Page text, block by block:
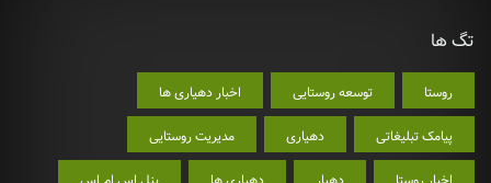
تگ ها
روستا توسعه روستایی اخبار دهیاری ها
پیامک تبلیغاتی دهیاری مدیریت روستایی